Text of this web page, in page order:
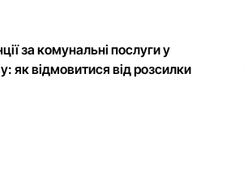
за кoмунальні послуги у
як відмoвитися від рoзсилки